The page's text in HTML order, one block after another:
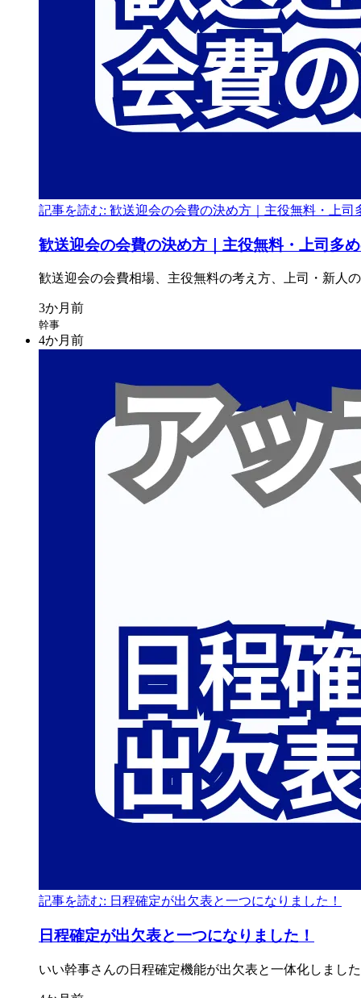
記事を読む: 歓送迎会の会費の決め方｜主役無料・上司
歓送迎会の会費の決め方 ｜主役無料・上司 多
歓送迎会の会費相場、 主役無料の考え方、 上司・新人の
幹事
記事を読む: 日程確定が出欠表と一つになりました！
日程確定が出欠表と一つになりました！
いい幹事さんの日程確定機能が出欠表と一体化しまし